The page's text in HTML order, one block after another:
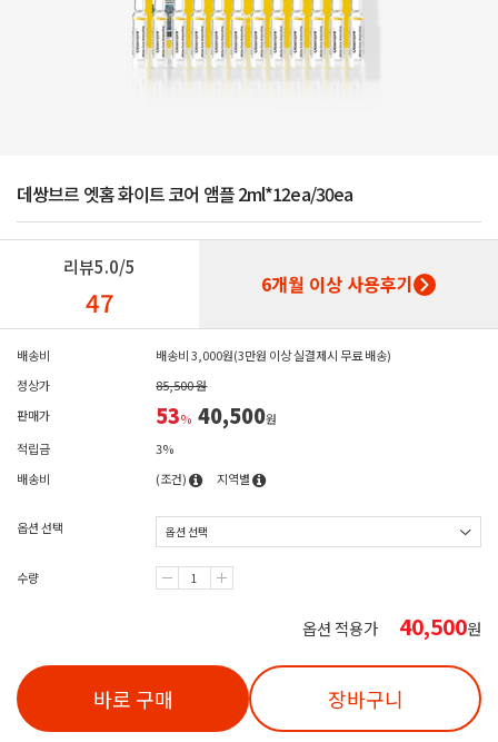
데쌍브르 엣홈 화이트 코어 앰플 2ml*12ea/30ea
리뷰5.0/5
47 6개월 이상 사용후기
배송비
배송비 3,000원(3만원 이상 실결제시 무료 배송)
정상가
85,500 원
판매가
53% 40,500원
적립금
3%
배송비
(조건) 지역별
옵션 선택
수량
옵션 적용가 40,500원
바로 구매 장바구니